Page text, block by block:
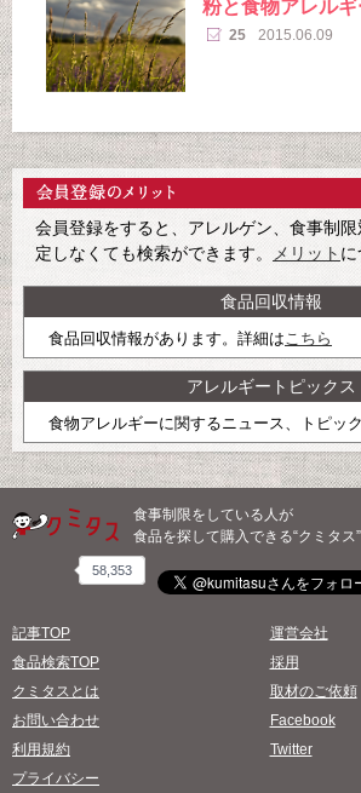
粉と食物アレルギ
25 2015.06.09
会員登録をすると、アレルゲン、食事制
定しなくても検索ができます。
メリット
食品回収情報
食品回収情報があります。詳細はこちら
アレルギートピックス
食物アレルギーに関するニュース、トピック
食事制限をしている人が
食品を探して購入できる“クミタス”
58,353
記事TOP
食品検索TOP
クミタスとは
お問い合わせ
利用規約
プライバシー
運営会社
採用
取材のご依頼
Facebook
Twitter